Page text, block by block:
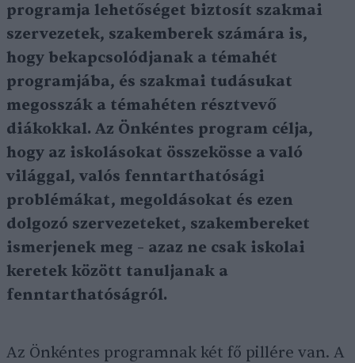
programja lehetőséget biztosít szakmai
szervezetek, szakemberek számára is,
hogy bekapcsolódjanak a témahét
programjába, és szakmai tudásukat
megosszák a témahéten résztvevő
diákokkal. Az Önkéntes program célja,
hogy az iskolásokat összekösse a való
világgal, valós fenntarthatósági
problémákat, megoldásokat és ezen
dolgozó szervezeteket, szakembereket
ismerjenek meg – azaz ne csak iskolai
keretek között tanuljanak a
fenntarthatóságról.
Az Önkéntes programnak két fő pillére van. A